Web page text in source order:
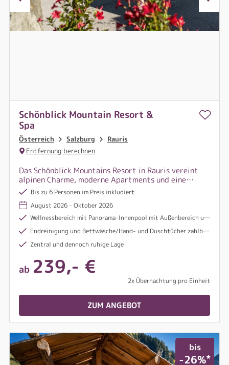
Schönblick Mountain Resort &
Spa
Österreich Salzburg
Rauris
Entfernung berechnen
Das Schönblick Mountains Resort in Rauris vereint
alpinen Charme, moderne Apartments und eine
traumhafte Bergkulisse – der perfekte Ort zum
Ankommen und Durchatmen.
Bis zu 6 Personen im Preis inkludiert
August 2026 - Oktober 2026
Wellnessbereich mit Panorama-Innenpool mit Außenbereich und Kinderbecken, Sauna, Infrarotkabine und Dampfbad
Endreinigung und Bettwäsche/Hand- und Duschtücher zahlbar vor Ort
Zentral und dennoch ruhige Lage
ab 239,- €
2x Übernachtung pro Einheit
ZUM ANGEBOT
bis
-26%*